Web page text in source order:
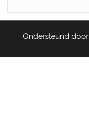
Ondersteund door